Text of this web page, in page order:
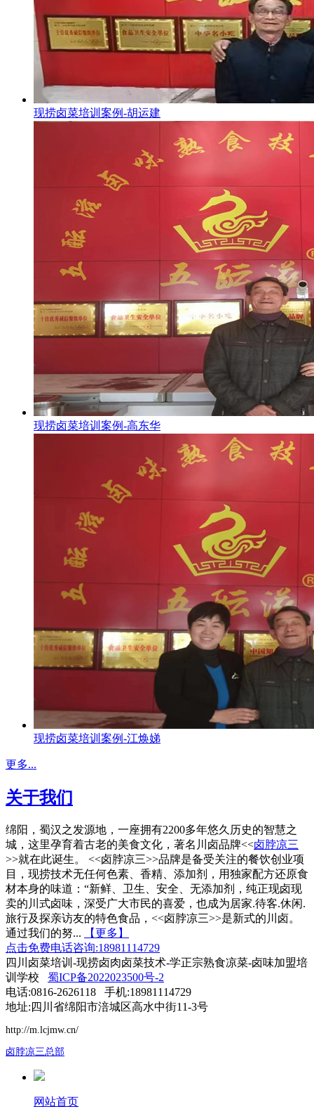
现捞卤菜培训案例-胡运建
现捞卤菜培训案例-高东华
现捞卤菜培训案例-江焕娣
更多...
关于我们
绵阳，蜀汉之发源地，一座拥有2200多年悠久历史的智慧之
城，这里孕育着古老的美食文化，著名川卤品牌<<卤脖凉三
>>就在此诞生。 <<卤脖凉三>>品牌是备受关注的餐饮创业项
目，现捞技术无任何色素、香精、添加剂，用独家配方还原食
材本身的味道：“新鲜、卫生、安全、无添加剂，纯正现卤现
卖的川式卤味，深受广大市民的喜爱，也成为居家.待客.休闲.
旅行及探亲访友的特色食品，<<卤脖凉三>>是新式的川卤。
通过我们的努...
【更多】
点击免费电话咨询:18981114729
四川卤菜培训-现捞卤肉卤菜技术-学正宗熟食凉菜-卤味加盟培
训学校 蜀ICP备2022023500号-2
电话:0816-2626118 手机:18981114729
地址:四川省绵阳市涪城区高水中街11-3号
http://m.lcjmw.cn/
卤脖凉三总部
网站首页